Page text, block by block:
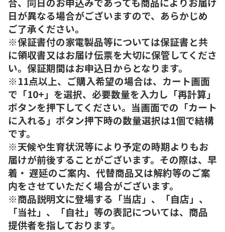
日が異なる場合がございますので、あらかじめ
ご了承ください。
※保証書付の家電製品等については保証書と共
に領収書又はお届け伝票を大切に保管してくださ
い。保証期間はお申込日からとなります。
※11点以上、ご購入希望の場合は、カート画面
で「10+」を選択、必要数量を入力し「再計算」
ボタンを押下してください。当画面での「カート
に入れる」ボタン押下時の数量選択は1個で結構
です。
※天候や生育状況等により予定の時期よりもお
届けが前後することがございます。その際は、早
着・ 遅延のご案内、代替商品又は解約等のご案
内をさせていただく場合がございます。
※商品説明文に登場する「当店」、「自店」、
「当社」、「自社」等の表記については、商品
提供者を指しております。